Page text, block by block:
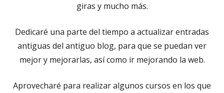
nueva
giras y mucho más.
Dedicaré una parte del tiempo a actualizar entradas
antiguas del antiguo blog, para que se puedan ver
mejor y mejorarlas, así como ir mejorando la web.
Aprovecharé para realizar algunos cursos en los que